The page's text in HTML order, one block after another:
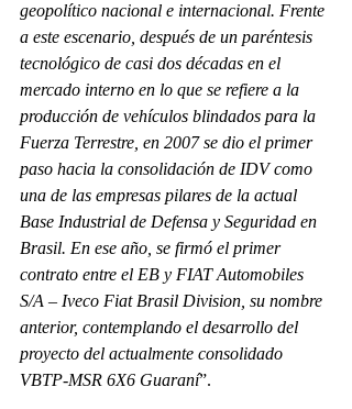
geopolítico nacional e internacional. Frente
a este escenario, después de un paréntesis
tecnológico de casi dos décadas en el
mercado interno en lo que se refiere a la
producción de vehículos blindados para la
Fuerza Terrestre, en 2007 se dio el primer
paso hacia la consolidación de IDV como
una de las empresas pilares de la actual
Base Industrial de Defensa y Seguridad en
Brasil. En ese año, se firmó el primer
contrato entre el EB y FIAT Automobiles
S/A – Iveco Fiat Brasil Division, su nombre
anterior, contemplando el desarrollo del
proyecto del actualmente consolidado
VBTP-MSR 6X6 Guaraní”.